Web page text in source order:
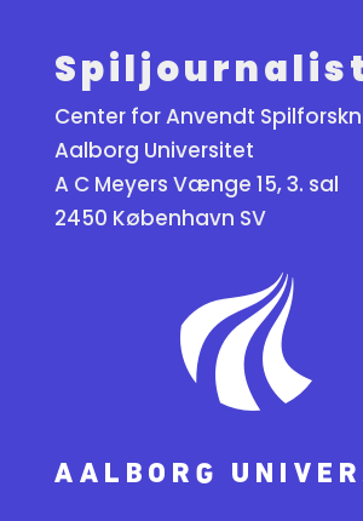
Spiljournalist
Center for Anvendt
Aalborg Universitet
A C Meyers Vænge 15, 3. sal
2450 København SV